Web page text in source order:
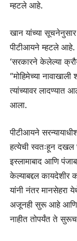
म्हटले आहे.
खान यांच्या
पीटीआयने म्हटले आहे.
‘सरकारने केलेल्या
“मोहिमेच्या
त्यांच्यावर
आला.
पीटीआयने
हत्येची स्वतःहून दखल
इस्लामाबाद आणि
केल्याबद्दल कायदेशीर
यांनी नंतर मानसेहरा
अजूनही सुरू आहे आणि
नाहीत तोपर्यंत ते सुरूच